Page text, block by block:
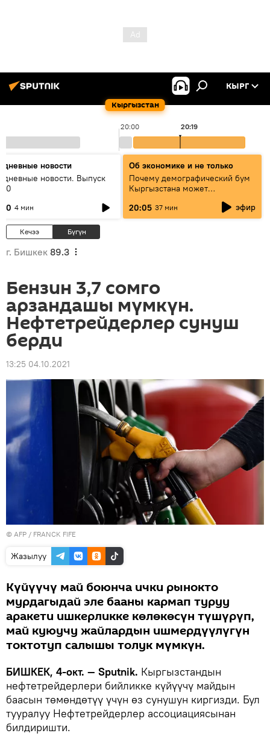
Кыргызстан
КЫРГ
20:00 20:19
новости
новости. Выпуск
4 мин
Об экономике и не только
Почему демографический бум
Кыргызстана может
превратиться в проблему и как
этого избежать
20:05 37 мин эфир
Кечээ Бүгүн
г. Бишкек 89.3
Бензин 3,7 сомго
арзандашы мүмкүн.
Нефтетрейдерлер сунуш
берди
13:25 04.10.2021
© AFP / FRANCK FIFE
Жазылуу
Күйүүчү май боюнча ички рынокто
мурдагыдай эле бааны кармап туруу
аракети ишкерликке көлөкөсүн түшүрүп,
май куюучу жайлардын ишмердүүлүгүн
токтотуп салышы толук мүмкүн.
БИШКЕК, 4-окт. — Sputnik. Кыргызстандын
нефтетрейдерлери бийликке күйүүчү майдын
баасын төмөндөтүү үчүн өз сунушун киргизди. Бул
тууралуу Нефтетрейдерлер ассоциациясынан
билдиришти.